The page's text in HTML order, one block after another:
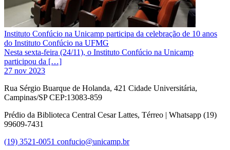
Instituto Confúcio na Unicamp participa da celebração de 10 anos
do Instituto Confúcio na UFMG
Nesta sexta-feira (24/11), o Instituto Confúcio na Unicamp
participou da […]
27 nov 2023
Rua Sérgio Buarque de Holanda, 421 Cidade Universitária,
Campinas/SP CEP:13083-859
Prédio da Biblioteca Central Cesar Lattes, Térreo | Whatsapp (19)
99609-7431
(19) 3521-0051 confucio@unicamp.br